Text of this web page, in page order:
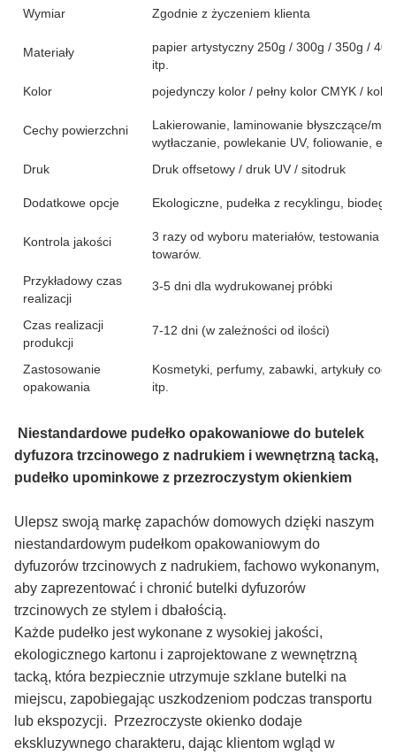
Wymiar Zgodnie z życzeniem klienta
Materiały
papier artystyczny 250g / 300g / 350g /
itp.
Kolor
pojedynczy kolor / pełny kolor CMYK /
Cechy powierzchni
Lakierowanie, laminowanie błyszczące/
wytłaczanie, powlekanie UV, foliowanie,
Druk
Druk offsetowy / druk UV / sitodruk
Dodatkowe opcje Ekologiczne, pudełka z recyklingu,
Kontrola jakości
3 razy od wyboru materiałów, testowania
towarów.
Przykładowy czas
realizacji
3-5 dni dla wydrukowanej próbki
Czas realizacji
produkcji
7-12 dni (w zależności od ilości)
Zastosowanie
opakowania
Kosmetyki, perfumy, zabawki, artykuły
itp.
Niestandardowe pudełko opakowaniowe do butelek
dyfuzora trzcinowego z nadrukiem i wewnętrzną tacką,
pudełko upominkowe z przezroczystym okienkiem
Ulepsz swoją markę zapachów domowych dzięki naszym
niestandardowym pudełkom opakowaniowym do
dyfuzorów trzcinowych z nadrukiem, fachowo wykonanym,
aby zaprezentować i chronić butelki dyfuzorów
trzcinowych ze stylem i dbałością.
Każde pudełko jest wykonane z wysokiej jakości,
ekologicznego kartonu i zaprojektowane z wewnętrzną
tacką, która bezpiecznie utrzymuje szklane butelki na
miejscu, zapobiegając uszkodzeniom podczas transportu
lub ekspozycji. Przezroczyste okienko dodaje
ekskluzywnego charakteru, dając klientom wgląd w